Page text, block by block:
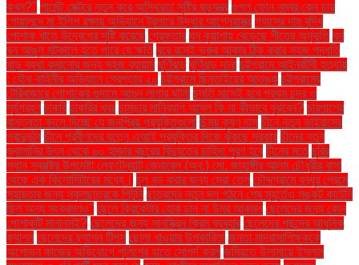
কখন?" গার্মেন্ট সেক্টরে নতুন করে অস্থিরতা সৃষ্টির ষড়যন্ত্র গুগল ফোন নম্বর কেন চায়
গোয়ালন্দে মা ইলিশ রক্ষায় অভিযানে ট্রলারে উদ্ধার আগ্নেয়াস্ত্র গ্যাসের দাম বৃদ্ধি
পোশাক খাতে উদ্বেগের সৃষ্টি করেছে গ্রেফতার ঘন কুয়াশায় বেড়েছে শীতের অনুভূতি ঘন
ঘন আঙুল মটকালে হতে পারে যে ক্ষতি ঘরে বসেই ভ্রুর আকার ঠিক করার সহজ পদ্ধতি
ঘাড় ব্যথা কমানোর জন্য সহজ ব্যায়াম ঘূর্ণিঝড় ঘূর্ণিঝড় দানা চট্টগ্রামে আইনজীবী হত্যায়
: যৌথ বাহিনীর অভিযানে গ্রেপ্তার ২০ চট্টগ্রামে ছিনতাইয়ের আতঙ্ক চট্টগ্রামের
টেরিবাজারে পোশাকের গুদামে আগুন লাগার ঘটনা চলতি মাসেই হবে প্রথম চন্দ্র ও
সূর্যগ্রহণ চাকরি চাকরির খবর চামড়ার মানিব্যাগ আসল কি না কীভাবে বুঝবেন? চারপাশের
বাস্তবতা বদলে দিচ্ছে যে জনপ্রিয় প্রযুক্তিগুলো চিন্ময় কৃষ্ণ দাস চীনে নতুন ভাইরাসের
প্রাদুর্ভাব চীনে প্রবীণদের যত্নে এআই প্রযুক্তির দিকে ঝুঁকছে সরকার চীনের নতুন
জ্বালানির উৎস থেকে ৬০ হাজার বছরের বিদ্যুতের চাহিদা পূরণ হবে চীনের মতে চুরির
স্থান স্বরাষ্ট্র উপদেষ্টা লেফটেন্যান্ট জেনারেল (অব.) মো. জাহাঙ্গীর আলম চৌধুরীর বাসা
থেকে এক কিলোমিটারের মধ্যে। চুল বড় করার জন্য সেরা তেল চৌদ্দগ্রামে বন্ধুর প্রেমে
সহায়তার জন্য স্কুলছাত্রকে পিটুনি ছাত্রদের নতুন দল গঠনে শেষ মুহূর্তেও সঙ্কট কাটেনি
ছিল অন্য সংক্রমণও" ছেলে ক্রিকেটার হোক চান না উমর আকমল ছেলেদের জন্য কোন
পোশাকটি মানানসই? ছেলেদের জন্য সানস্ক্রিন ক্রিম ব্যবহার ছেলেদের পছন্দের আধুনিক
ফ্যাশন ছেলেদের ফ্যাশন টিপস ছোলা খাওয়ার উপকারিতা জনতা মাদ্রাসাশিক্ষককে
অশোভন কাজের অভিযোগে পুলিশের হাতে সোপর্দ করল জমিয়তে উলামায়ে ইসলাম